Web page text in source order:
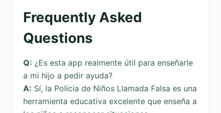
Frequently Asked
Questions
Q: ¿Es esta app realmente útil para enseñarle
a mi hijo a pedir ayuda?
A: Sí, la Policia de Niños Llamada Falsa es una
herramienta educativa excelente que enseña a